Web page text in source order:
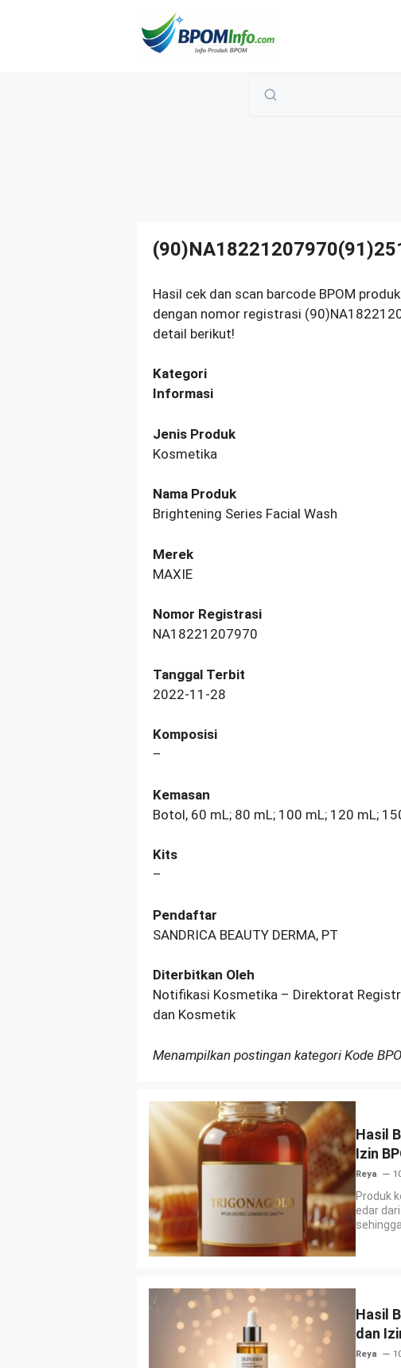
Hasil cek dan scan barcode BPOM
dengan nomor registrasi
detail berikut!
Kategori
Informasi
Jenis Produk
Kosmetika
Nama Produk
Brightening Series Facial Wash
Merek
MAXIE
Nomor Registrasi
NA18221207970
Tanggal Terbit
2022-11-28
Komposisi
–
Kemasan
Botol, 60 mL; 80 mL; 100 mL; 120 mL;
Kits
–
Pendaftar
SANDRICA BEAUTY DERMA, PT
Diterbitkan Oleh
Notifikasi Kosmetika – Direktorat
dan Kosmetik
Menampilkan postingan kategori Kode
Hasil
Izin
Reya
Produk
edar
sehingga
Hasil
dan
Reya